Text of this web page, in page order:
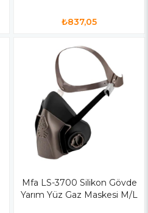
₺837,05
Mfa LS-3700 Silikon Gövde
Yarım Yüz Gaz Maskesi M/L